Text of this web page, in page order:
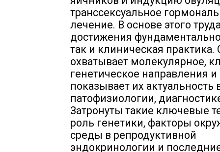
транссексуальное
лечение. В основе этого
достижения
так и клиническая практика.
охватывает молекулярное,
генетическое направления и
показывает их актуальность
патофизиологии,
Затронуты такие ключевые
роль генетики, факторы
среды в репродуктивной
эндокринологии и